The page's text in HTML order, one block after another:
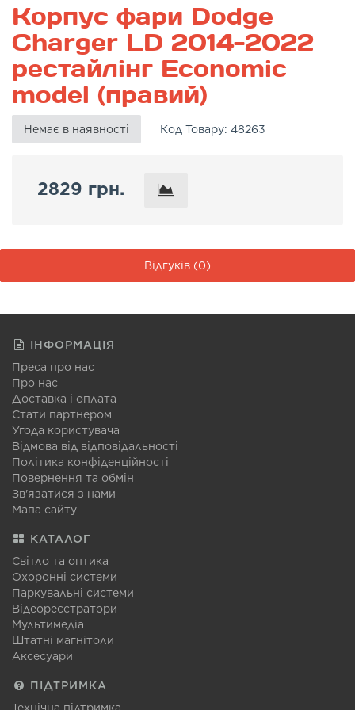
Корпус фари Dodge
Charger LD 2014-2022
рестайлінг Economic
model (правий)
Немає в наявності Код Товару: 48263
2829 грн.
Відгуків (0)
ІНФОРМАЦІЯ
Преса про нас
Про нас
Доставка і оплата
Стати партнером
Угода користувача
Відмова від відповідальності
Політика конфіденційності
Повернення та обмін
Зв'язатися з нами
Мапа сайту
КАТАЛОГ
Світло та оптика
Охоронні системи
Паркувальні системи
Відеореєстратори
Мультимедіа
Штатні магнітоли
Аксесуари
ПІДТРИМКА